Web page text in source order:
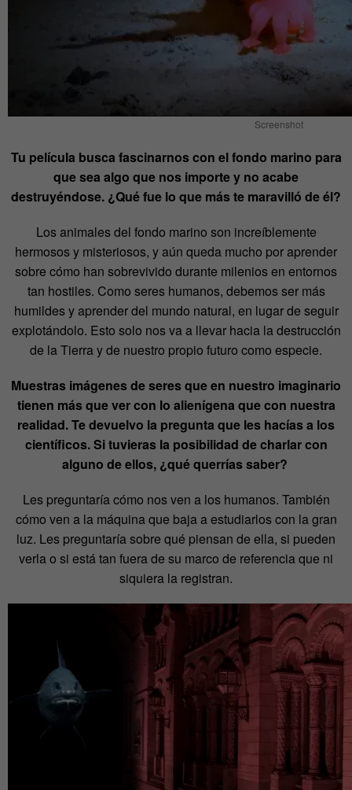
Screenshot
Tu película busca fascinarnos con el fondo marino para
que sea algo que nos importe y no acabe
destruyéndose. ¿Qué fue lo que más te maravilló de él?
Los animales del fondo marino son increíblemente
hermosos y misteriosos, y aún queda mucho por aprender
sobre cómo han sobrevivido durante milenios en entornos
tan hostiles. Como seres humanos, debemos ser más
humildes y aprender del mundo natural, en lugar de seguir
explotándolo. Esto solo nos va a llevar hacia la destrucción
de la Tierra y de nuestro propio futuro como especie.
Muestras imágenes de seres que en nuestro imaginario
tienen más que ver con lo alienígena que con nuestra
realidad. Te devuelvo la pregunta que les hacías a los
científicos. Si tuvieras la posibilidad de charlar con
alguno de ellos, ¿qué querrías saber?
Les preguntaría cómo nos ven a los humanos. También
cómo ven a la máquina que baja a estudiarlos con la gran
luz. Les preguntaría sobre qué piensan de ella, si pueden
verla o si está tan fuera de su marco de referencia que ni
siquiera la registran.